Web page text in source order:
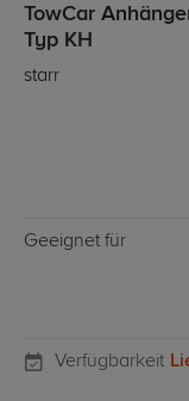
TowCar
Typ KH
starr
Geeignet für
Verfügbarkeit